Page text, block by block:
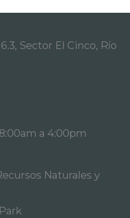
Sector El Cinco, Río
a 4:00pm
Naturales y